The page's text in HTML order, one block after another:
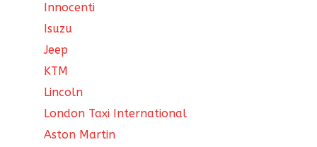
Innocenti
Isuzu
Jeep
KTM
Lincoln
London Taxi International
Aston Martin